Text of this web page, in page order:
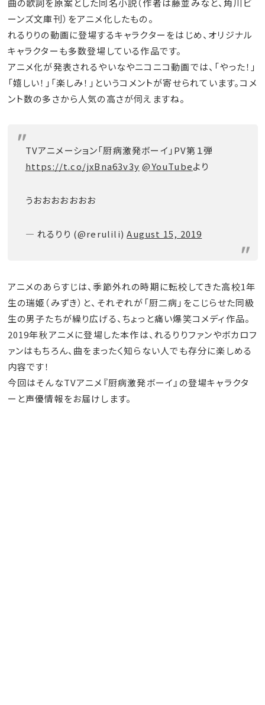
ーンズ文庫刊）をアニメ化したもの。
れるりりの動画に登場するキャラクターをはじめ、オリジナル
キャラクターも多数登場している作品です。
アニメ化が発表されるやいなやニコニコ動画では、「やった！」
「嬉しい！」「楽しみ！」というコメントが寄せられています。コメ
ント数の多さから人気の高さが伺えますね。
TVアニメーション「厨病激発ボーイ」PV第１弾
https://t.co/jxBna63v3y @YouTubeより
うおおおおおおお
— れるりり (@rerulili)August 15, 2019
アニメのあらすじは、季節外れの時期に転校してきた高校1年
生の瑞姫（みずき）と、それぞれが「厨二病」をこじらせた同級
生の男子たちが繰り広げる、ちょっと痛い爆笑コメディ作品。
2019年秋アニメに登場した本作は、れるりりファンやボカロフ
ァンはもちろん、曲をまったく知らない人でも存分に楽しめる
内容です！
今回はそんなTVアニメ『厨病激発ボーイ』の登場キャラクタ
ーと声優情報をお届けします。